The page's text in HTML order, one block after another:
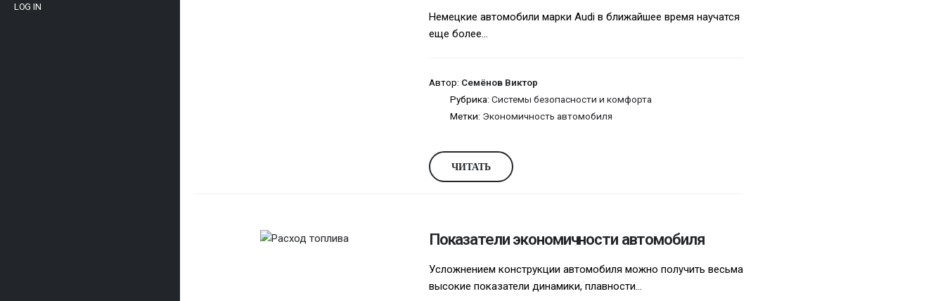
LOG IN
Немецкие автомобили марки Audi в ближайшее время научатся
еще более...
Автор: Семёнов Виктор
Рубрика: Системы безопасности и комфорта
Метки: Экономичность автомобиля
ЧИТАТЬ
Показатели экономичности автомобиля
Усложнением конструкции автомобиля можно получить весьма
высокие показатели динамики, плавности...